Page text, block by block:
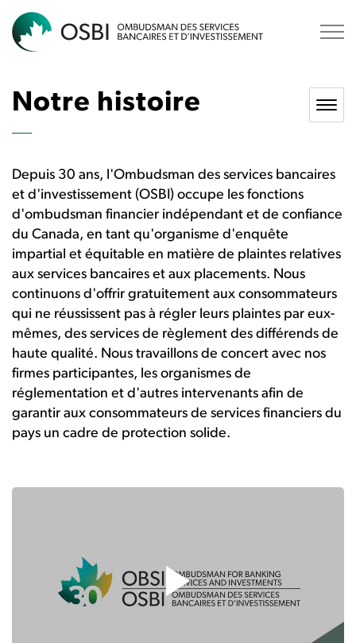
Notre histoire
Depuis 30 ans, l'Ombudsman des services bancaires
et d'investissement (OSBI) occupe les fonctions
d'ombudsman financier indépendant et de confiance
du Canada, en tant qu'organisme d'enquête
impartial et équitable en matière de plaintes relatives
aux services bancaires et aux placements. Nous
continuons d'offrir gratuitement aux consommateurs
qui ne réussissent pas à régler leurs plaintes par eux-
mêmes, des services de règlement des différends de
haute qualité. Nous travaillons de concert avec nos
firmes participantes, les organismes de
réglementation et d'autres intervenants afin de
garantir aux consommateurs de services financiers du
pays un cadre de protection solide.